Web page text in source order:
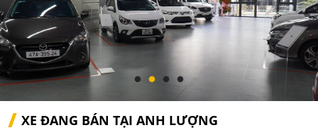
XE ĐANG BÁN TẠI ANH LƯỢNG